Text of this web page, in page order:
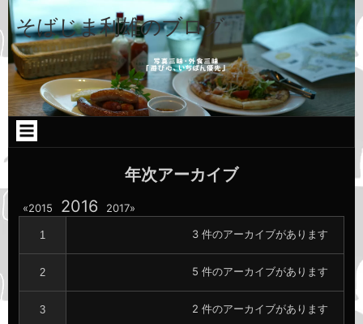
コ
ン
テ
ン
ツ
へ
ス
キ
ッ
Skip
to
TEXT-
9
Skip
to
CATEGORIES-
2
Skip
to
CATEGORIES-
2
そばじま利雄のブログ
年次アーカイブ
年
別
2015
年
2016
年
別
2017
1 3 件のアーカイブがあります
2 5 件のアーカイブがあります
3 2 件のアーカイブがあります